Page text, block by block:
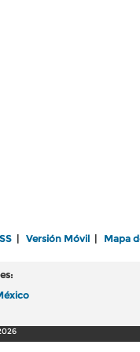
Versión Móvil Mapa